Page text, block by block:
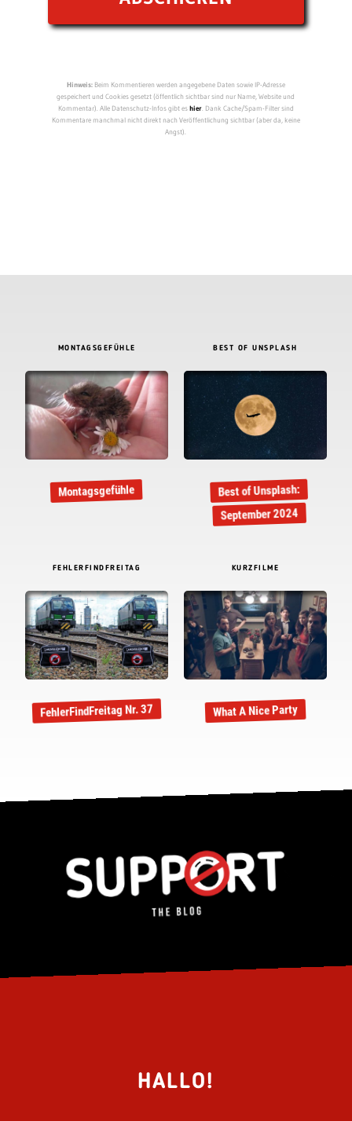
Hinweis:Beim Kommentieren werden angegebene Daten sowie IP-Adresse
gespeichert und Cookies gesetzt (öffentlich sichtbar sind nur Name, Website und
Kommentar). Alle Datenschutz-Infos gibt eshier. Dank Cache/Spam-Filter sind
Kommentare manchmal nicht direkt nach Veröffentlichung sichtbar (aber da, keine
Angst).
MONTAGSGEFÜHLE
Montagsgefühle
BEST OF UNSPLASH
Best of Unsplash:
September 2024
FEHLERFINDFREITAG
FehlerFindFreitag Nr. 37
KURZFILME
What A Nice Party
HALLO!